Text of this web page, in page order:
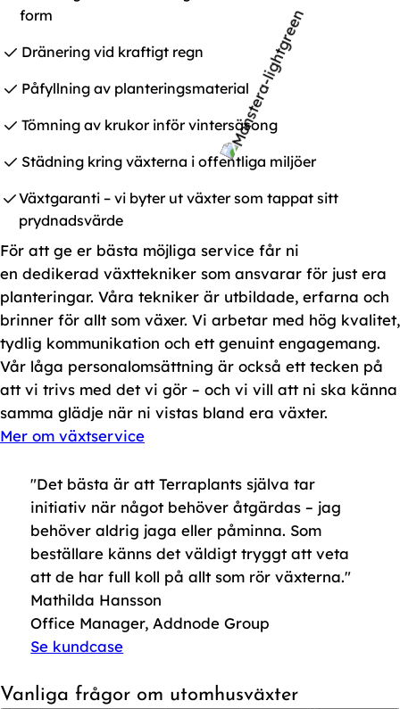
form
Dränering vid kraftigt regn
Påfyllning av planteringsmaterial
Tömning av krukor inför vintersäsong
Städning kring växterna i offentliga miljöer
Växtgaranti – vi byter ut växter som tappat sitt
prydnadsvärde
För att ge er bästa möjliga service får ni
en dedikerad växttekniker som ansvarar för just era
planteringar. Våra tekniker är utbildade, erfarna och
brinner för allt som växer. Vi arbetar med hög kvalitet,
tydlig kommunikation och ett genuint engagemang.
Vår låga personalomsättning är också ett tecken på
att vi trivs med det vi gör – och vi vill att ni ska känna
samma glädje när ni vistas bland era växter.
Mer om växtservice
"Det bästa är att Terraplants själva tar
initiativ när något behöver åtgärdas – jag
behöver aldrig jaga eller påminna. Som
beställare känns det väldigt tryggt att veta
att de har full koll på allt som rör växterna."
Mathilda Hansson
Office Manager, Addnode Group
Se kundcase
Vanliga frågor om utomhusväxter